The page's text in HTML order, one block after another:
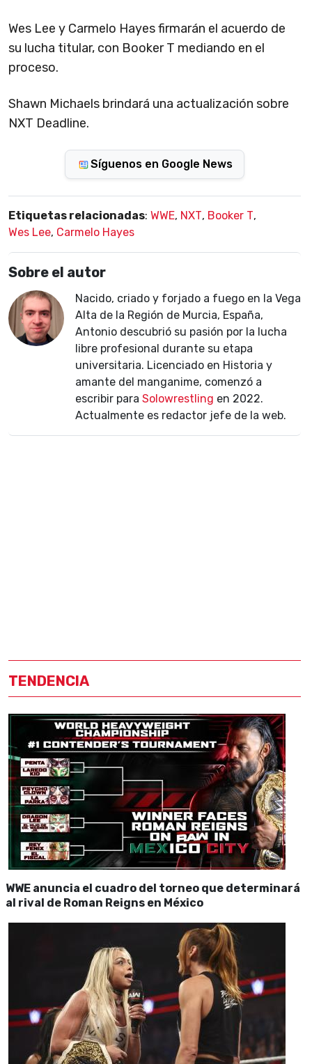
Wes Lee y Carmelo Hayes firmarán el acuerdo de
su lucha titular, con Booker T mediando en el
proceso.
Shawn Michaels brindará una actualización sobre
NXT Deadline.
Síguenos en Google News
Etiquetas relacionadas: WWE, NXT, Booker T,
Wes Lee, Carmelo Hayes
Sobre el autor
Nacido, criado y forjado a fuego en la Vega
Alta de la Región de Murcia, España,
Antonio descubrió su pasión por la lucha
libre profesional durante su etapa
universitaria. Licenciado en Historia y
amante del manganime, comenzó a
escribir para Solowrestling en 2022.
Actualmente es redactor jefe de la web.
TENDENCIA
WWE anuncia el cuadro del torneo que determinará
al rival de Roman Reigns en México